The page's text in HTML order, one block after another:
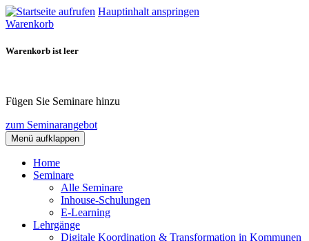
Hauptinhalt anspringen
Warenkorb
Warenkorb ist leer
Fügen Sie Seminare hinzu
zum Seminarangebot
Menü aufklappen
Home
Seminare
Alle Seminare
Inhouse-Schulungen
E-Learning
Lehrgänge
Digitale Koordination & Transformation in Kommunen